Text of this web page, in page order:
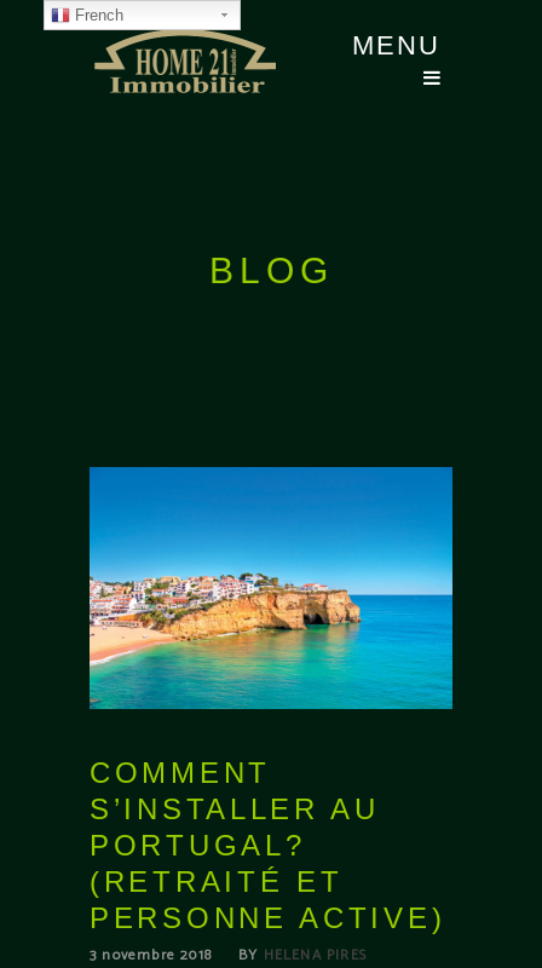
MENU
BLOG
COMMENT
S’INSTALLER AU
PORTUGAL?
(RETRAITÉ ET
PERSONNE ACTIVE)
3 novembre 2018 BY HELENA PIRES
French